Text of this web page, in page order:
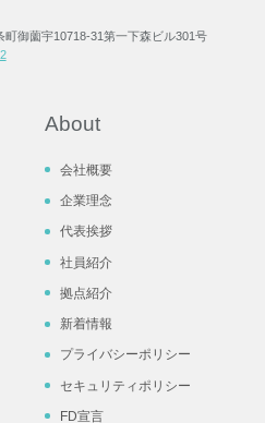
御薗宇10718-31第一下森ビル301号
About
会社概要
企業理念
代表挨拶
社員紹介
拠点紹介
新着情報
プライバシーポリシー
セキュリティポリシー
FD宣言